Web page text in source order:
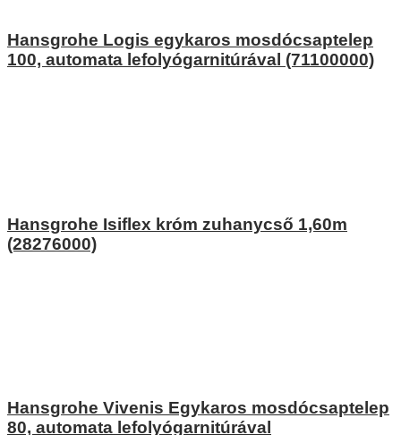
Hansgrohe Logis egykaros mosdócsaptelep
100, automata lefolyógarnitúrával (71100000)
Hansgrohe Isiflex króm zuhanycső 1,60m
(28276000)
Hansgrohe Vivenis Egykaros mosdócsaptelep
80, automata lefolyógarnitúrával